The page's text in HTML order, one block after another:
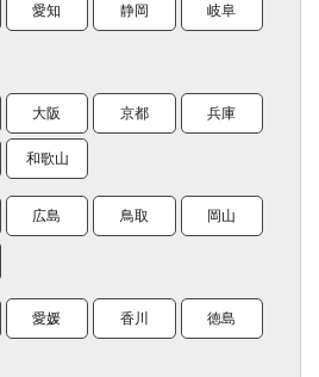
愛知 静岡 岐阜
大阪 京都 兵庫
和歌山
広島 鳥取 岡山
愛媛 香川 徳島